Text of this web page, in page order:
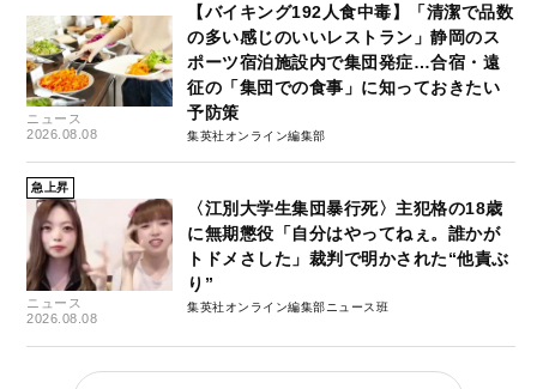
ニュース
2026.08.08
【バイキング192人食中毒】「清潔で品数
の多い感じのいいレストラン」静岡のス
ポーツ宿泊施設内で集団発症…合宿・遠
征の「集団での食事」に知っておきたい
予防策
集英社オンライン編集部
急上昇
ニュース
2026.08.08
〈江別大学生集団暴行死〉主犯格の18歳
に無期懲役「自分はやってねぇ。誰かが
トドメさした」裁判で明かされた“他責ぶ
り”
集英社オンライン編集部ニュース班